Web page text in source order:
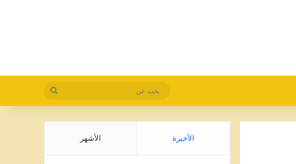
بحث
عن
الأخيرة الأشهر